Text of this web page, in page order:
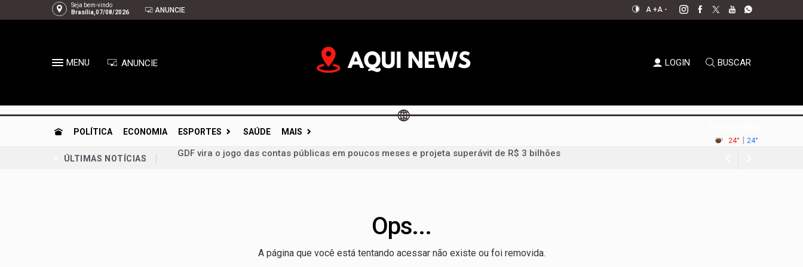
Seja bem-vindo
Brasília,07/08/2026
ANUNCIE A +A -
MENU ANUNCIE LOGIN BUSCAR
POLÍTICA ECONOMIA ESPORTES SAÚDE MAIS
24° | 24°
ÚLTIMAS NOTÍCIAS
GDF vira o jogo das contas públicas em poucos meses e projeta superávit de R$ 3 bilhões
Guto Gomes leva os desafios ambientais do DF ao Vozes da Comunidade nesta sexta-feira
Congresso retoma atividades, mas votações ficam para depois e calendário eleitoral aperta espaço para decisões
Ops...
A página que você está tentando acessar não existe ou foi removida.